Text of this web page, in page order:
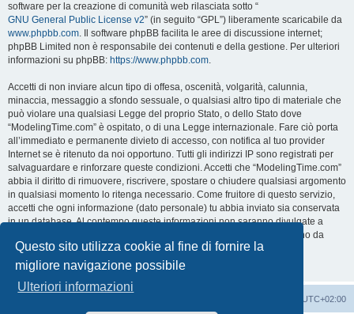
Questo sito utilizza cookie al fine di fornire la
migliore navigazione possibile
Ulteriori informazioni
software per la creazione di comunità web rilasciata sotto “
GNU General Public License v2” (in seguito “GPL”) liberamente scaricabile da
www.phpbb.com. Il software phpBB facilita le aree di discussione internet;
phpBB Limited non è responsabile dei contenuti e della gestione. Per ulteriori
informazioni su phpBB: https://www.phpbb.com.
Accetti di non inviare alcun tipo di offesa, oscenità, volgarità, calunnia,
minaccia, messaggio a sfondo sessuale, o qualsiasi altro tipo di materiale che
può violare una qualsiasi Legge del proprio Stato, o dello Stato dove
“ModelingTime.com” è ospitato, o di una Legge internazionale. Fare ciò porta
all’immediato e permanente divieto di accesso, con notifica al tuo provider
Internet se è ritenuto da noi opportuno. Tutti gli indirizzi IP sono registrati per
salvaguardare e rinforzare queste condizioni. Accetti che “ModelingTime.com”
abbia il diritto di rimuovere, riscrivere, spostare o chiudere qualsiasi argomento
in qualsiasi momento lo ritenga necessario. Come fruitore di questo servizio,
accetti che ogni informazione (dato personale) tu abbia inviato sia conservata
in un database. Al contempo queste informazioni non saranno divulgate a
nessuno senza il tuo consenso, né “ModelingTime.com” o phpBB sono da
ritenersi responsabili per qualsiasi violazione al sistema che possa
compromettere queste informazioni.
UTC+02:00